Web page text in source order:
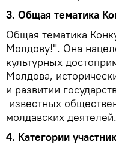
3. Общая тематика
Общая тематика
Молдову!". Она
культурных
Молдова,
и развитии
известных
молдавских деятелей.
4. Категории